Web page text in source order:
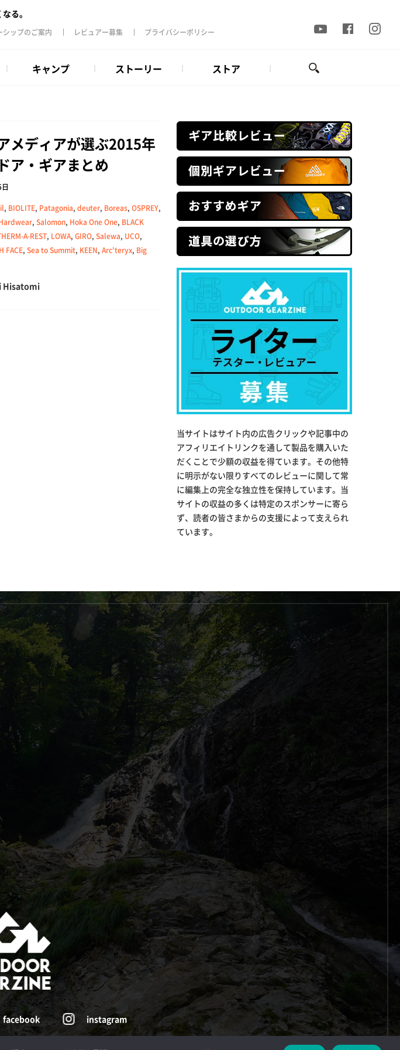
る。
シップのご案内 レビュアー募集 プライバシーポリシー
キャンプ ストーリー ストア
メディアが選ぶ2015年
ア・ギアまとめ
, BIOLITE, Patagonia, deuter, Boreas, OSPREY,
, Salomon, Hoka One One, BLACK
A-REST, LOWA, GIRO, Salewa, UCO,
FACE, Sea to Summit, KEEN, Arc'teryx, Big
Hisatomi
当サイトはサイト内の広告クリックや記事中の
アフィリエイトリンクを通して製品を購入いた
だくことで少額の収益を得ています。その他特
に明示がない限りすべてのレビューに関して常
に編集上の完全な独立性を保持しています。当
サイトの収益の多くは特定のスポンサーに寄ら
ず、読者の皆さまからの支援によって支えられ
ています。
designed by MASUDA KOHBOH Inc.
facebook instagram